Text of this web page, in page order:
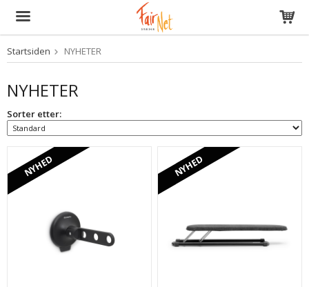
Produktet har blitt lagt til i handlekurven din
Startsiden NYHETER
NYHETER
Sorter etter:
NYHED NYHED